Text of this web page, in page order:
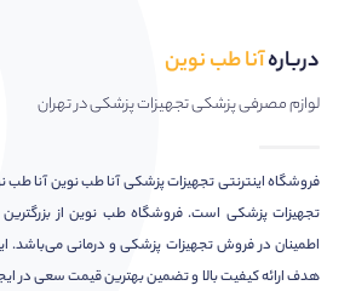
دربارهآنا طب نوین
لوازم مصرفی پزشکی تجهیزات پزشکی در تهران
فروشگاه اینترنتی تجهیزات پزشکی آنا طب نوین آنا
تجهیزات پزشکی است. فروشگاه طب نوین از
اطمینان در فروش تجهیزات پزشکی و درمانی می‌باشد.
هدف ارائه کیفیت بالا و تضمین بهترین قیمت سعی در